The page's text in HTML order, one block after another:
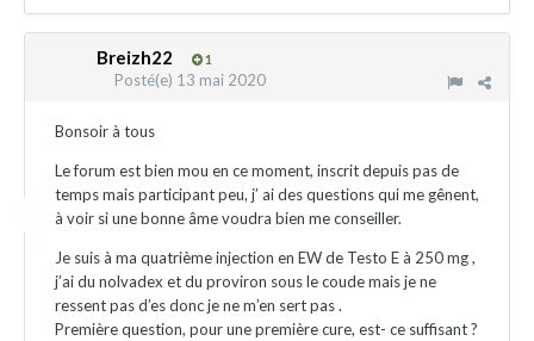
Breizh22 1
Posté(e) 13 mai 2020
Bonsoir à tous
Le forum est bien mou en ce moment, inscrit depuis pas de
temps mais participant peu, j’ ai des questions qui me gênent,
à voir si une bonne âme voudra bien me conseiller.
Je suis à ma quatrième injection en EW de Testo E à 250 mg ,
j’ai du nolvadex et du proviron sous le coude mais je ne
ressent pas d’es donc je ne m’en sert pas .
Première question, pour une première cure, est- ce suffisant ?